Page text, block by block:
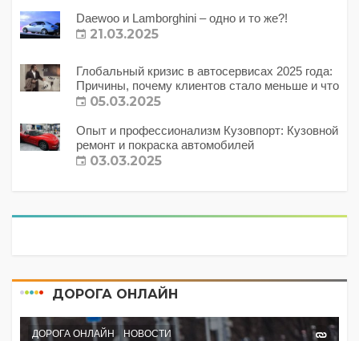
Daewoo и Lamborghini – одно и то же?!
21.03.2025
Глобальный кризис в автосервисах 2025 года:
Причины, почему клиентов стало меньше и что
с этим делать?
05.03.2025
Опыт и профессионализм Кузовпорт: Кузовной
ремонт и покраска автомобилей
03.03.2025
ДОРОГА ОНЛАЙН
ДОРОГА ОНЛАЙН НОВОСТИ